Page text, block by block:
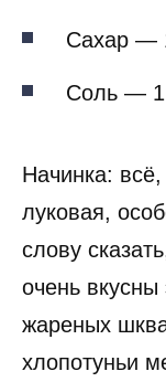
Сахар —
Соль — 1
Начинка: всё,
луковая,
слову
очень вкусны
жареных
хлопотуньи